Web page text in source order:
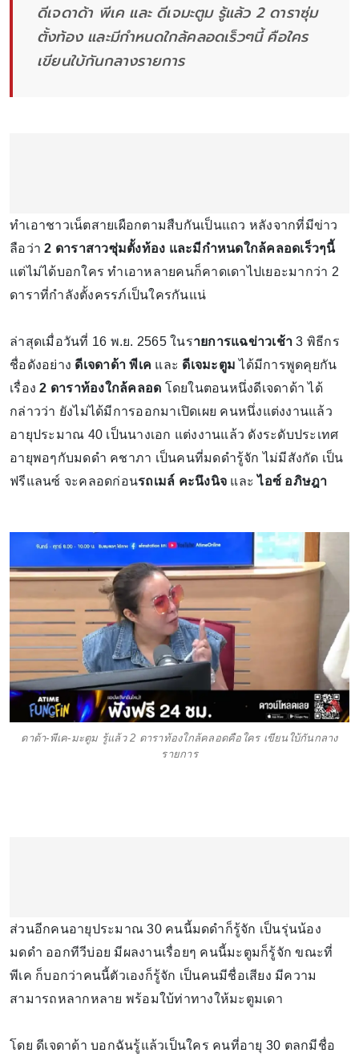
ดีเจดาด้า พีเค และ ดีเจมะตูม รู้แล้ว 2 ดาราซุ่ม
ตั้งท้อง และมีกำหนดใกล้คลอดเร็วๆนี้ คือใคร
เขียนใบ้กันกลางรายการ
ทำเอาชาวเน็ตสายเผือกตามสืบกันเป็นแถว หลังจากที่มีข่าว
ลือว่า2 ดาราสาวซุ่มตั้งท้อง และมีกำหนดใกล้คลอดเร็วๆนี้
แต่ไม่ได้บอกใคร ทำเอาหลายคนก็คาดเดาไปเยอะมากว่า 2
ดาราที่กำลังตั้งครรภ์เป็นใครกันแน่
ล่าสุดเมื่อวันที่ 16 พ.ย. 2565 ในรายการแฉข่าวเช้า 3 พิธีกร
ชื่อดังอย่าง ดีเจดาด้า พีเค และ ดีเจมะตูม ได้มีการพูดคุยกัน
เรื่อง2 ดาราท้องใกล้คลอด โดยในตอนหนึ่งดีเจดาด้า ได้
กล่าวว่า ยังไม่ได้มีการออกมาเปิดเผย คนหนึ่งแต่งงานแล้ว
อายุประมาณ 40 เป็นนางเอก แต่งงานแล้ว ดังระดับประเทศ
อายุพอๆกับมดดำ คชาภา เป็นคนที่มดดำรู้จัก ไม่มีสังกัด เป็น
ฟรีแลนซ์ จะคลอดก่อนรถเมล์ คะนึงนิจ และไอซ์ อภิษฎา
ดาด้า-พีเค-มะตูม รู้แล้ว 2 ดาราท้องใกล้คลอดคือใคร เขียนใบ้กันกลาง
รายการ
ส่วนอีกคนอายุประมาณ 30 คนนี้มดดำก็รู้จัก เป็นรุ่นน้อง
มดดำ ออกทีวีบ่อย มีผลงานเรื่อยๆ คนนี้มะตูมก็รู้จัก ขณะที่
พีเค ก็บอกว่าคนนี้ตัวเองก็รู้จัก เป็นคนมีชื่อเสียง มีความ
สามารถหลากหลาย พร้อมใบ้ท่าทางให้มะตูมเดา
โดย ดีเจดาด้า บอกฉันรู้แล้วเป็นใคร คนที่อายุ 30 ตลกมีชื่อ